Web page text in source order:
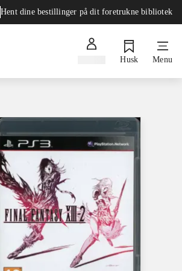
Hent dine bestillinger på dit foretrukne bibliotek
Husk Menu